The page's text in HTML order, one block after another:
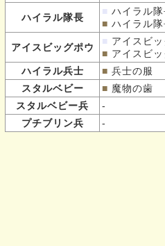
ハイラル隊長
■ ハイラル
■ ハイラル
アイスビッグポウ
■ アイスビ
■ アイスビ
ハイラル兵士
■ 兵士の服
スタルベビー
■ 魔物の歯
スタルベビー兵
-
プチブリン兵
-